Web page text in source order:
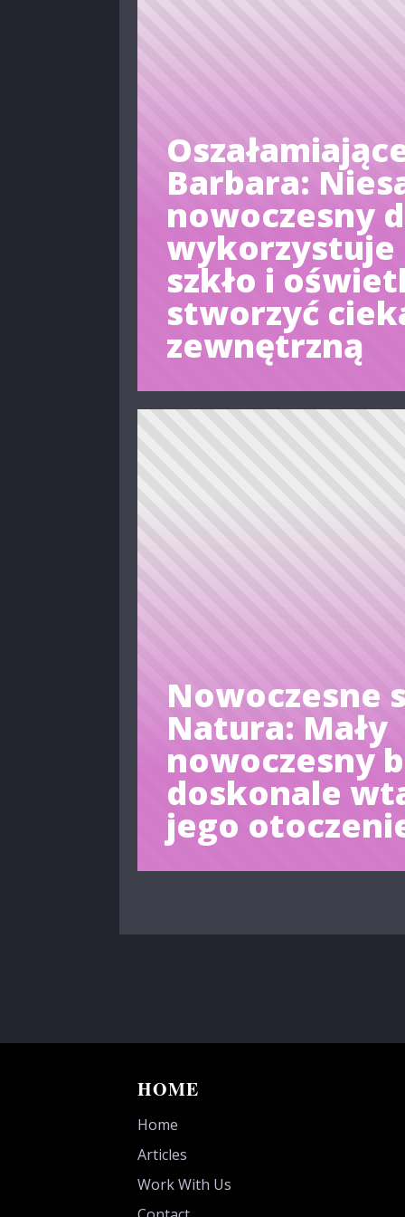
Barbara:
nowoczesny
szkło i
stworzyć
zewnętrzną
Nowoczesne
Natura: Mały
nowoczesny
doskonale
jego
HOME
Home
Articles
Work With Us